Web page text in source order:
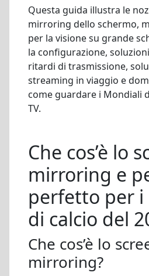
Questa guida illustra le
mirroring dello schermo,
per la visione su grande
la configurazione,
ritardi di trasmissione,
streaming in viaggio e
come guardare i Mondiali
TV.
Che cos’è lo
mirroring e
perfetto per i
di calcio del
Che cos’è lo
mirroring?